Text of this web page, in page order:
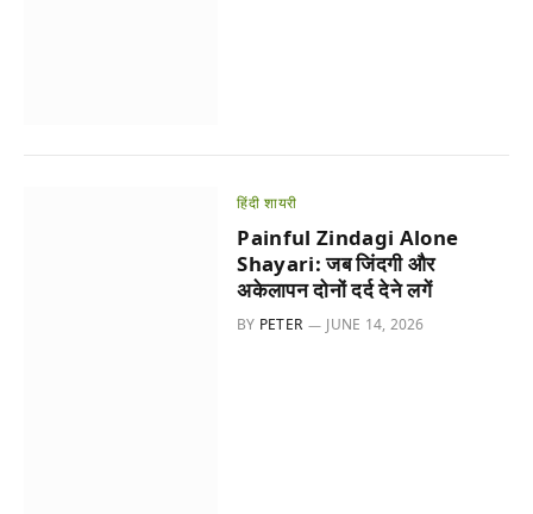
हिंदी शायरी
Painful Zindagi Alone
Shayari: जब जिंदगी और
अकेलापन दोनों दर्द देने लगें
BY PETER JUNE 14, 2026